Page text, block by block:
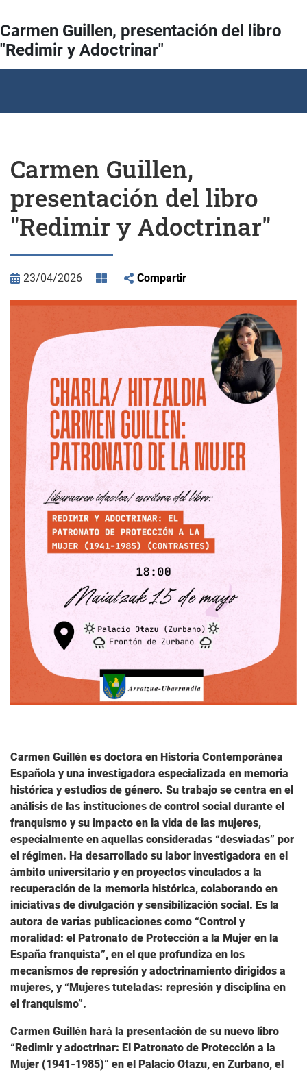
Carmen Guillen, presentación del libro
"Redimir y Adoctrinar"
Carmen Guillen,
presentación del libro
"Redimir y Adoctrinar"
23/04/2026 Compartir
Carmen Guillén es doctora en Historia Contemporánea
Española y una investigadora especializada en memoria
histórica y estudios de género. Su trabajo se centra en el
análisis de las instituciones de control social durante el
franquismo y su impacto en la vida de las mujeres,
especialmente en aquellas consideradas “desviadas” por
el régimen. Ha desarrollado su labor investigadora en el
ámbito universitario y en proyectos vinculados a la
recuperación de la memoria histórica, colaborando en
iniciativas de divulgación y sensibilización social. Es la
autora de varias publicaciones como “Control y
moralidad: el Patronato de Protección a la Mujer en la
España franquista”, en el que profundiza en los
mecanismos de represión y adoctrinamiento dirigidos a
mujeres, y “Mujeres tuteladas: represión y disciplina en
el franquismo”.
Carmen Guillén hará la presentación de su nuevo libro
“Redimir y adoctrinar: El Patronato de Protección a la
Mujer (1941-1985)” en el Palacio Otazu, en Zurbano, el